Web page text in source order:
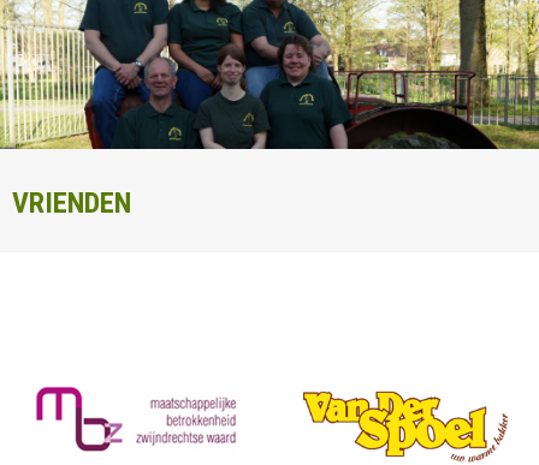
VRIENDEN